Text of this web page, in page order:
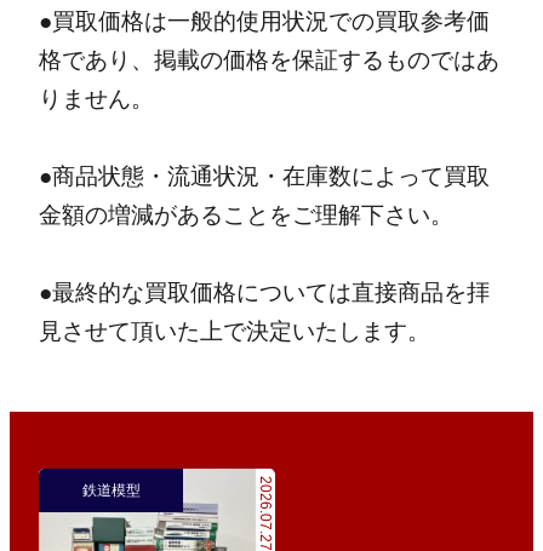
●買取価格は一般的使用状況での買取参考価
格であり、掲載の価格を保証するものではあ
りません。
●商品状態・流通状況・在庫数によって買取
金額の増減があることをご理解下さい。
●最終的な買取価格については直接商品を拝
見させて頂いた上で決定いたします。
2026.07.27
鉄道模型